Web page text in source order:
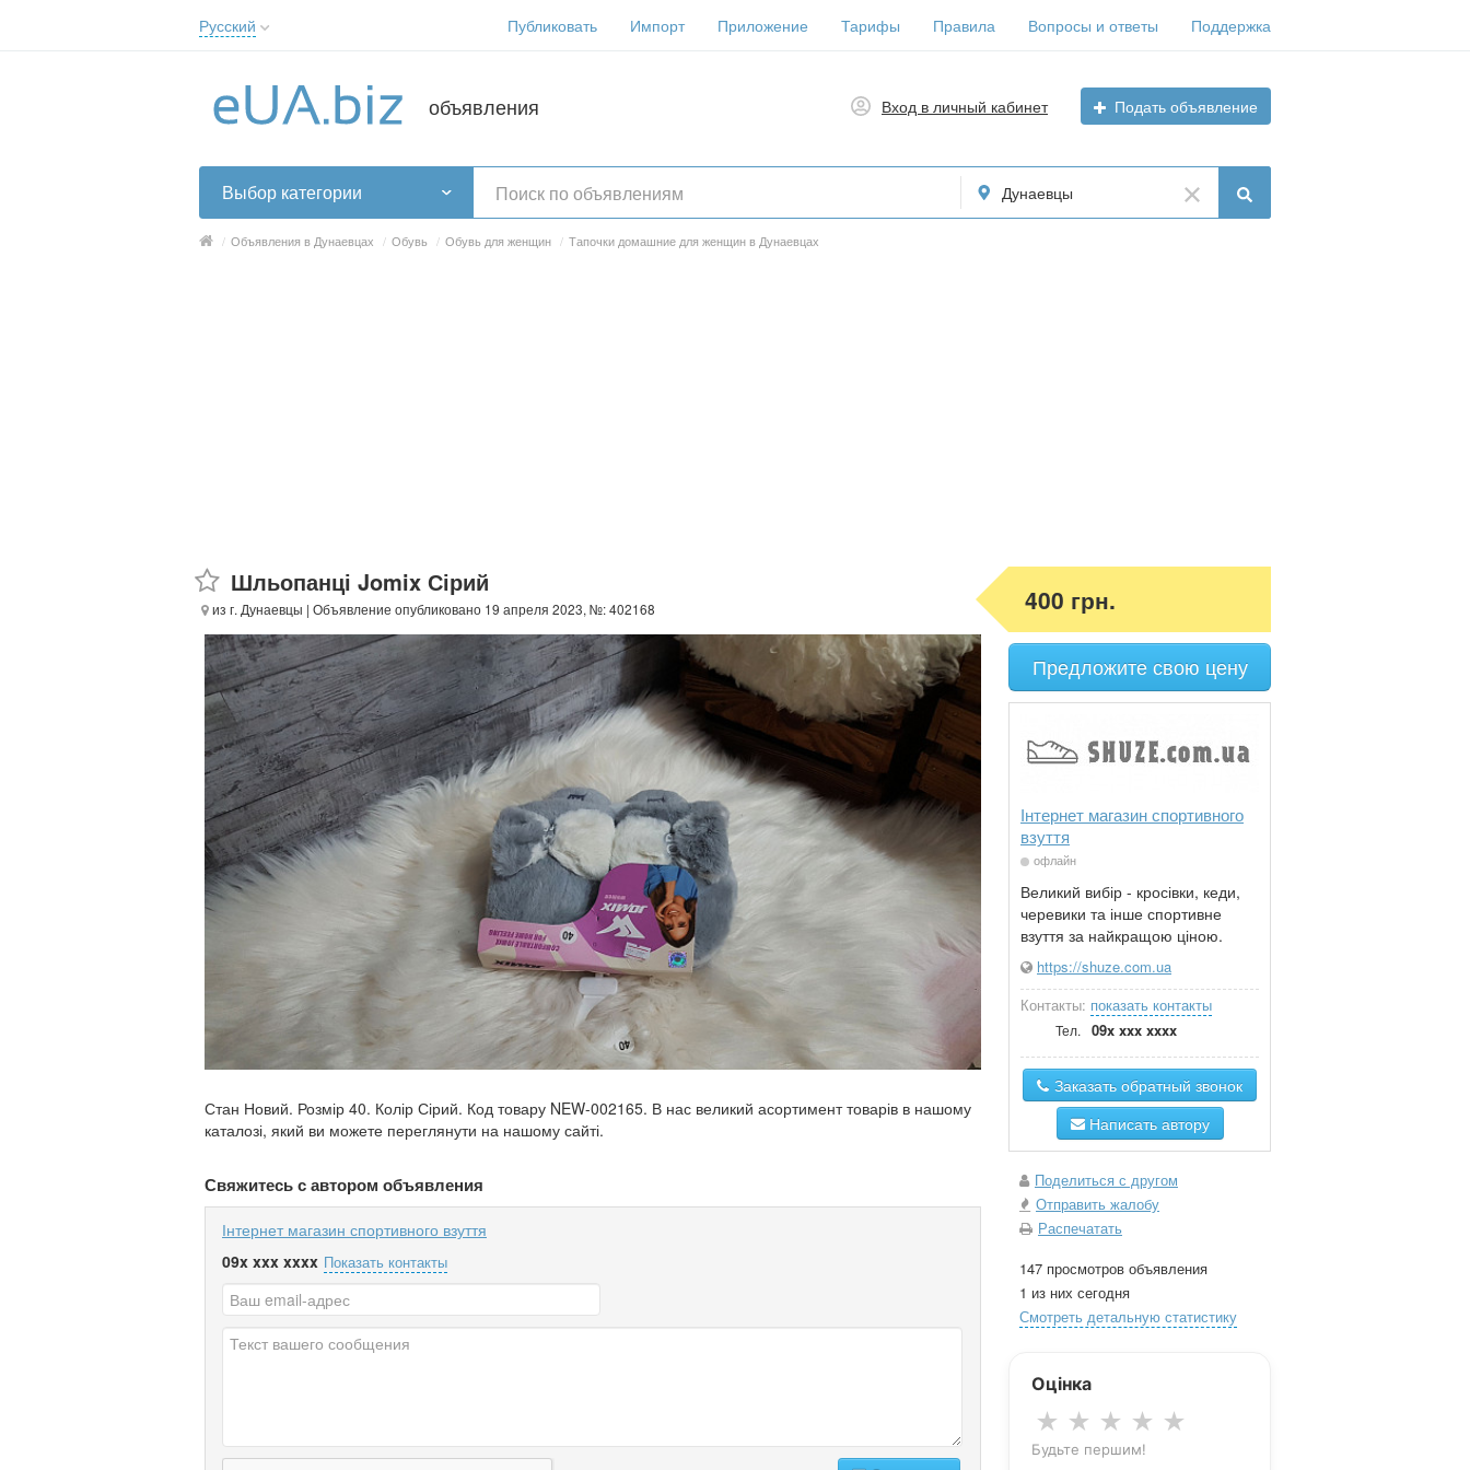
Русский
Українська
Публиковать Импорт Приложение Тарифы Правила Вопросы и ответы Поддержка
объявления Вход в личный кабинет Подать объявление
Выбор категории Дунаевцы
/ Объявления в Дунаевцах / Обувь / Обувь для женщин / Тапочки домашние для женщин в Дунаевцах
Шльопанці Jomix Сірий
из г. Дунаевцы | Объявление опубликовано 19 апреля 2023, №: 402168
Стан Новий. Розмір 40. Колір Сірий. Код товару NEW-002165. В нас великий асортимент товарів в нашому
каталозі, який ви можете переглянути на нашому сайті.
Свяжитесь с автором объявления
Інтернет магазин спортивного взуття
09x xxx xxxx Показать контакты
400 грн.
Предложите свою цену
Інтернет магазин спортивного
взуття
офлайн
Великий вибір - кросівки, кеди,
черевики та інше спортивне
взуття за найкращою ціною.
https://shuze.com.ua
Контакты: показать контакты
Тел. 09x xxx xxxx
Заказать обратный звонок
Написать автору
Поделиться с другом
Отправить жалобу
Распечатать
147 просмотров объявления
1 из них сегодня
Смотреть детальную статистику
Оцінка
★ ★ ★ ★ ★
Будьте першим!